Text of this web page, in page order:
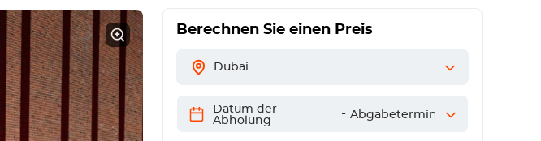
Berechnen Sie einen Preis
Dubai
Datum der
Abholung
- Abgabetermin